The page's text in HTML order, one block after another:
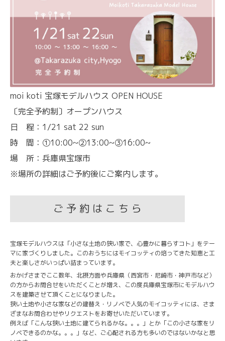
moi koti 宝塚モデルハウス OPEN HOUSE
〔完全予約制〕オープンハウス
日 程：1/21 sat 22 sun
時 間：①10:00~②13:00~③16:00~
場 所：兵庫県宝塚市
※場所の詳細はご予約後にご案内します。
ご 予 約 は こ ち ら
宝塚モデルハウスは「小さな土地の狭い家で、心豊かに暮らすコト」をテー
マに家づくりしました。このおうちにはモイコッティの培ってきた知恵と工
夫と楽しさがいっぱい詰まっています。
おかげさまでここ数年、北摂方面や兵庫県（西宮市・尼崎市・神戸市など）
の方からお問合せをいただくことが増え、この度兵庫県宝塚市にモデルハウ
スを建築させて頂くことになりました。
狭い土地や小さな家などの建替え・リノベで人気のモイコッティには、さま
ざまなお問合わせやリクエストをお寄せいただいています。
例えば「こんな狭い土地に建てられるかな。。。」とか「この小さな家をリ
ノベできるのかな。。。」など、ご心配される方も多いのではないかなと思